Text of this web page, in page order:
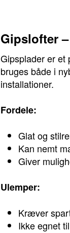
Gipslofter
Gipsplader er et
bruges både i
installationer.
Fordele:
Glat og
Kan nemt
Giver
Ulemper:
Kræver
Ikke egnet